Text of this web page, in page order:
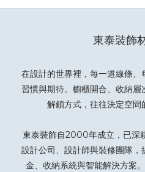
東泰裝飾
在設計的世界裡，每一道線條
習慣與期待。櫥櫃開合、收納
解鎖方式，往往決定空間
東泰裝飾自2000年成立，已深
設計公司、設計師與裝修團隊
金、收納系統與智能解決方案